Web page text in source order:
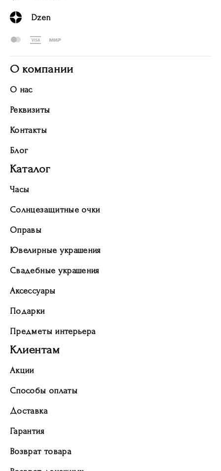
Dzen
О компании
О нас
Реквизиты
Контакты
Блог
Каталог
Часы
Солнцезащитные очки
Оправы
Ювелирные украшения
Свадебные украшения
Аксессуары
Подарки
Предметы интерьера
Клиентам
Акции
Способы оплаты
Доставка
Гарантия
Возврат товара